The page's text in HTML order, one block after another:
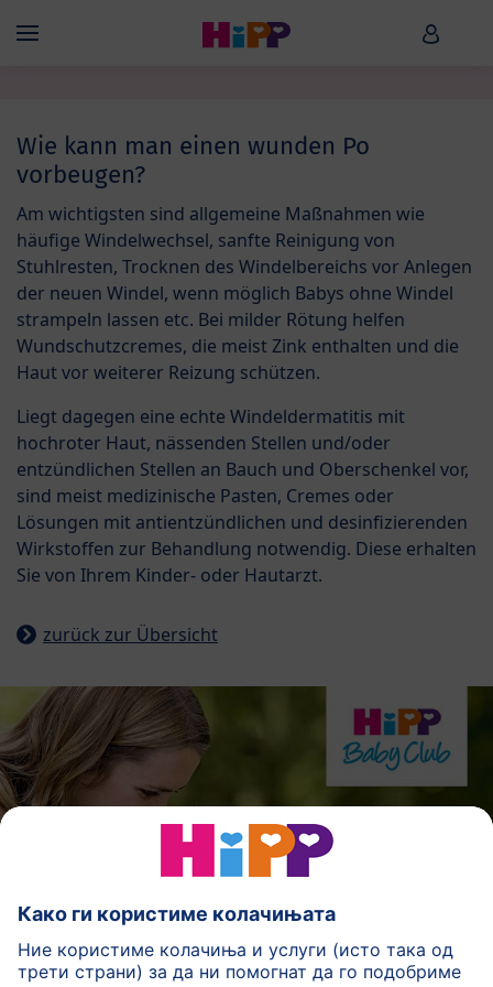
Menü HiPP
Wie kann man einen wunden Po
vorbeugen?
Am wichtigsten sind allgemeine Maßnahmen wie
häufige Windelwechsel, sanfte Reinigung von
Stuhlresten, Trocknen des Windelbereichs vor Anlegen
der neuen Windel, wenn möglich Babys ohne Windel
strampeln lassen etc. Bei milder Rötung helfen
Wundschutzcremes, die meist Zink enthalten und die
Haut vor weiterer Reizung schützen.
Liegt dagegen eine echte Windeldermatitis mit
hochroter Haut, nässenden Stellen und/oder
entzündlichen Stellen an Bauch und Oberschenkel vor,
sind meist medizinische Pasten, Cremes oder
Lösungen mit antientzündlichen und desinfizierenden
Wirkstoffen zur Behandlung notwendig. Diese erhalten
Sie von Ihrem Kinder- oder Hautarzt.
zurück zur Übersicht